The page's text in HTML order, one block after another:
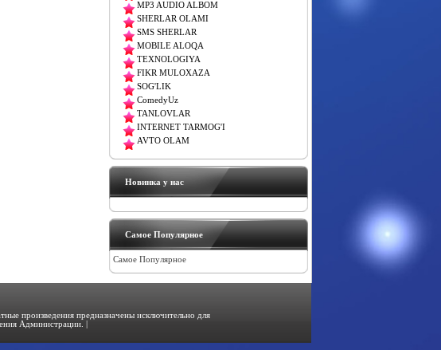
MP3 AUDIO ALBOM
SHERLAR OLAMI
SMS SHERLAR
MOBILE ALOQA
TEXNOLOGIYA
FIKR MULOXAZA
SOG'LIK
ComedyUz
TANLOVLAR
INTERNET TARMOG'I
AVTO OLAM
Новинка у нас
Самое Популярное
Самое Популярное
произведения предназначены исключительно для
Администрации. |